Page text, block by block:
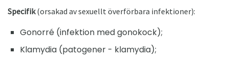
Specifik(orsakad av sexuellt överförbara infektioner):
Gonorré (infektion med gonokock);
Klamydia (patogener - klamydia);